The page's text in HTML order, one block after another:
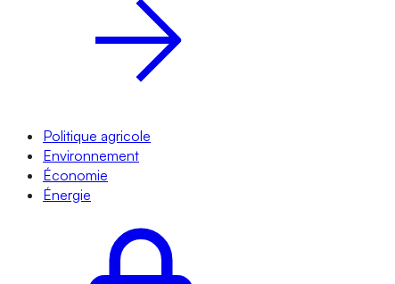
Politique agricole
Environnement
Économie
Énergie